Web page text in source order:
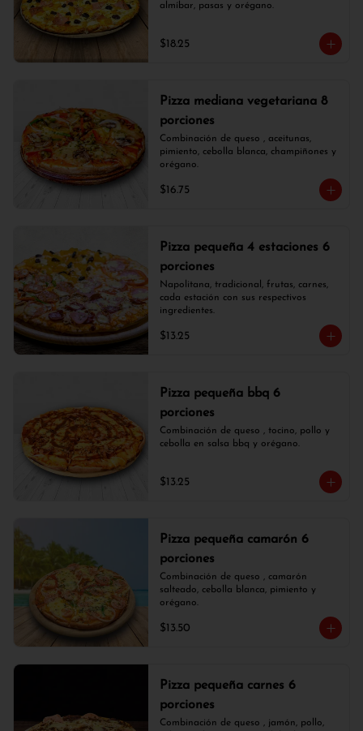
almíbar, pasas y orégano.
$18.25
Pizza mediana vegetariana 8
porciones
Combinación de queso , aceitunas,
pimiento, cebolla blanca, champiñones y
orégano.
$16.75
Pizza pequeña 4 estaciones 6
porciones
Napolitana, tradicional, frutas, carnes,
cada estación con sus respectivos
ingredientes.
$13.25
Pizza pequeña bbq 6
porciones
Combinación de queso , tocino, pollo y
cebolla en salsa bbq y orégano.
$13.25
Pizza pequeña camarón 6
porciones
Combinación de queso , camarón
salteado, cebolla blanca, pimiento y
orégano.
$13.50
Pizza pequeña carnes 6
porciones
Combinación de queso , jamón, pollo,